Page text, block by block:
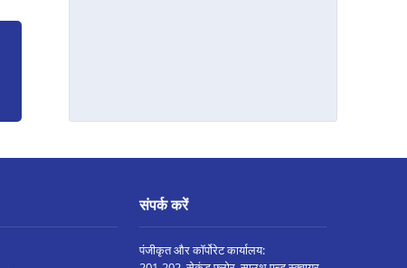
विरार मे प्रॉपर्टी पर लोन
वसई मे प्रॉपर्टी पर लोन
ठाणे मे प्रॉपर्टी पर लोन
संपर्क करें
पंजीकृत और कॉर्पोरेट कार्यालय: